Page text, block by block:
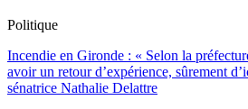
Politique
Incendie en Gironde : « Selon la
avoir un retour d’expérience, sûrement
sénatrice Nathalie Delattre